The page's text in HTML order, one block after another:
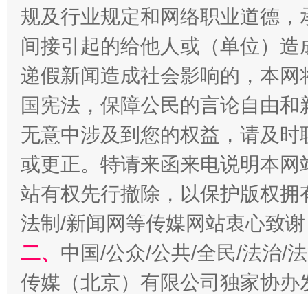
千年窑火 生生不息
揭开“小金库”的免责幌子
规及行业规定和网络职业道德
间接引起的给他人或（单位）
递假新闻造成社会影响的，本
国宪法，保障公民的言论自由
无意中涉及到您的权益，请及
或更正。特请来函来电说明本
站有权先行撤除，以保护版权
法制/新闻网等传媒网站衷心致
二、 中国/公众/公共/全民/法治/
传媒（北京）有限公司独家协